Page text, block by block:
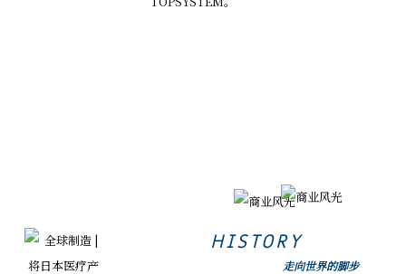
HISTORY
走向世界的脚步